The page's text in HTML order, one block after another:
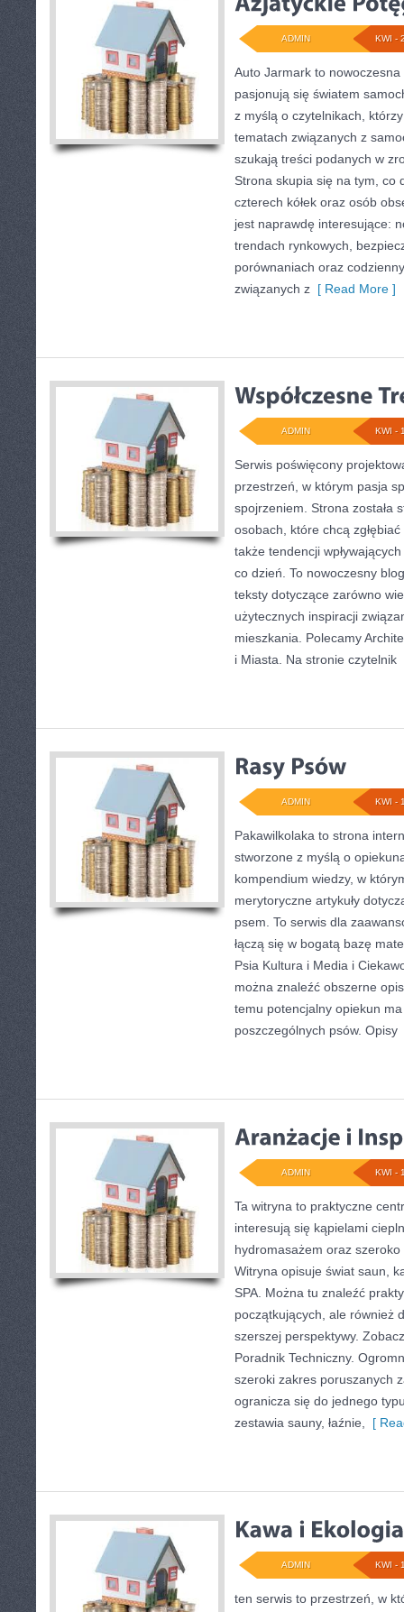
KWI -
ADMIN
Auto Jarmark to
pasjonują się światem
z myślą o czytelnikach,
tematach związanych z
szukają treści podanych w
Strona skupia się na tym, co
czterech kółek oraz osób
jest naprawdę interesujące:
trendach rynkowych,
porównaniach oraz
związanych z [ Read More ]
KWI -
ADMIN
Serwis poświęcony
przestrzeń, w którym pasja
spojrzeniem. Strona została
osobach, które chcą
także tendencji
co dzień. To nowoczesny
teksty dotyczące zarówno
użytecznych inspiracji
mieszkania. Polecamy
i Miasta. Na stronie czytelnik
KWI -
ADMIN
Pakawilkolaka to strona
stworzone z myślą o
kompendium wiedzy, w
merytoryczne artykuły
psem. To serwis dla
łączą się w bogatą bazę
Psia Kultura i Media i
można znaleźć obszerne
temu potencjalny opiekun
poszczególnych psów. Opisy
KWI -
ADMIN
Ta witryna to praktyczne
interesują się kąpielami
hydromasażem oraz
Witryna opisuje świat saun,
SPA. Można tu znaleźć
początkujących, ale również
szerszej perspektywy.
Poradnik Techniczny.
szeroki zakres poruszanych
ogranicza się do jednego
zestawia sauny, łaźnie,
[
KWI -
ADMIN
ten serwis to przestrzeń, w